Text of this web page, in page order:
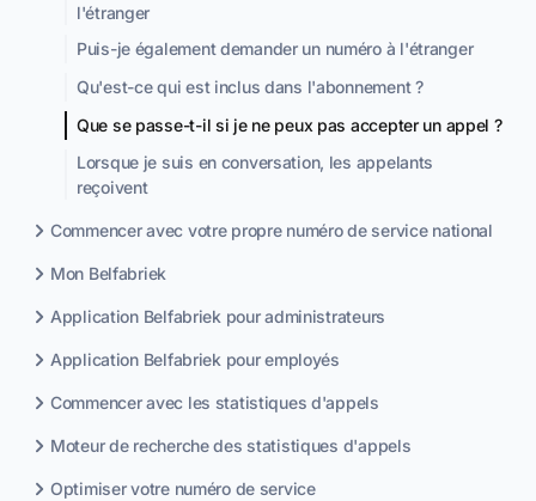
l'étranger
Puis-je également demander un numéro à l'étranger
Qu'est-ce qui est inclus dans l'abonnement ?
Que se passe-t-il si je ne peux pas accepter un appel ?
Lorsque je suis en conversation, les appelants
reçoivent
Commencer avec votre propre numéro de service national
Mon Belfabriek
Application Belfabriek pour administrateurs
Application Belfabriek pour employés
Commencer avec les statistiques d'appels
Moteur de recherche des statistiques d'appels
Optimiser votre numéro de service